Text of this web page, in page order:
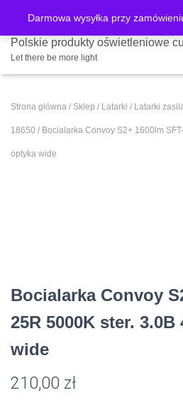
Darmowa wysyłka przy
Polskie produkty oświetleniowe
Let there be more light
Strona główna / Sklep / Latarki / Latarki
18650 / Bocialarka Convoy S2+ 1600lm
optyka wide
Bocialarka Convoy
25R 5000K ster.
wide
210,00 zł